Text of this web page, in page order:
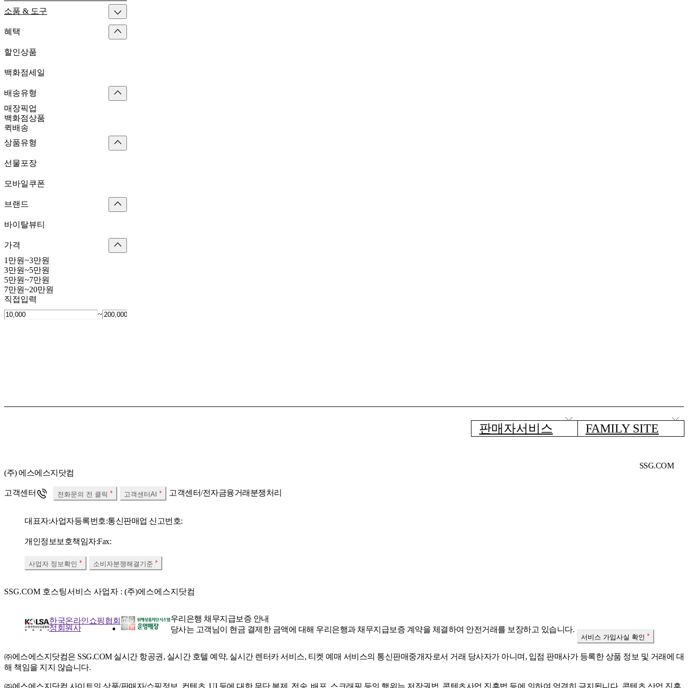
소품 & 도구
혜택
할인상품
백화점세일
배송유형
매장픽업
백화점상품
퀵배송
상품유형
선물포장
모바일쿠폰
브랜드
바이탈뷰티
가격
1만원~3만원
3만원~5만원
5만원~7만원
7만원~20만원
직접입력
~
판매자서비스 FAMILY SITE
(주) 에스에스지닷컴
고객센터 전화문의 전 클릭 고객센터AI 고객센터/전자금융거래분쟁처리
대표자:사업자등록번호:통신판매업 신고번호:
개인정보보호책임자:Fax:
사업자 정보확인 소비자분쟁해결기준
SSG.COM
SSG.COM 호스팅서비스 사업자 : (주)에스에스지닷컴
한국온라인쇼핑협회
정회원사
우리은행 채무지급보증 안내
당사는 고객님이 현금 결제한 금액에 대해 우리은행과 채무지급보증 계약을 체결하여 안전거래를 보장하고 있습니다.
서비스 가입사실 확인
㈜에스에스지닷컴은 SSG.COM 실시간 항공권, 실시간 호텔 예약, 실시간 렌터카 서비스, 티켓 예매 서비스의 통신판매중개자로서 거래 당사자가 아니며, 입점 판매사가 등록한 상품 정보 및 거래에 대
해 책임을 지지 않습니다.